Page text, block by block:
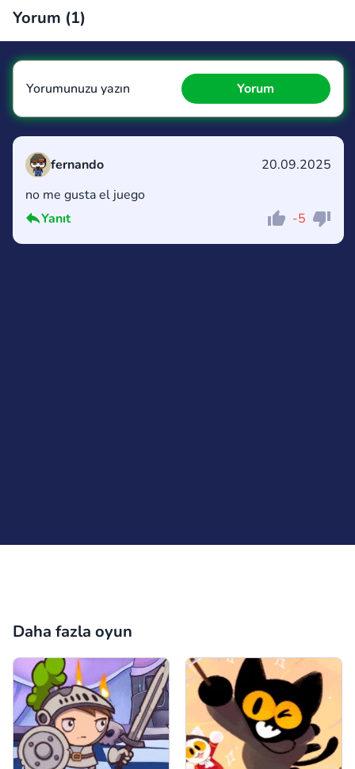
Yorum (1)
fernando
20.09.2025
no me gusta el juego
Yanıt
-5
Yorumunuzu yazın Yorum
Yorum
Daha fazla oyun